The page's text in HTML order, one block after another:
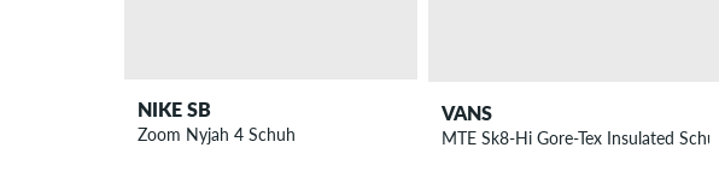
NIKE SB
Zoom Nyjah 4 Schuh
VANS
MTE Sk8-Hi Gore-Tex Insulated Schuh